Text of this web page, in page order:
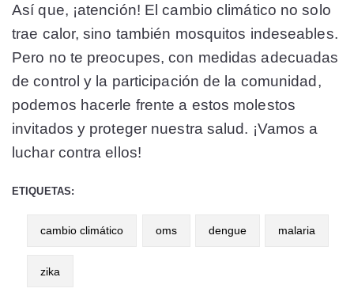
Así que, ¡atención! El cambio climático no solo
trae calor, sino también mosquitos indeseables.
Pero no te preocupes, con medidas adecuadas
de control y la participación de la comunidad,
podemos hacerle frente a estos molestos
invitados y proteger nuestra salud. ¡Vamos a
luchar contra ellos!
ETIQUETAS:
cambio climático oms dengue malaria
zika